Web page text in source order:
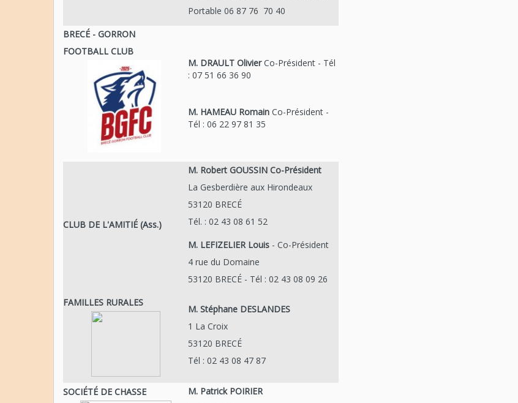
Portable 06 87 76 70 40
BRECÉ - GORRON
FOOTBALL CLUB
M. DRAULT OlivierCo-Président - Tél
: 07 51 66 36 90
M. HAMEAU Romain Co-Président -
Tél : 06 22 97 81 35
CLUB DE L'AMITIÉ (Ass.)
M. Robert GOUSSIN Co-Président
La Gesberdière aux Hirondeaux
53120 BRECÉ
Tél. : 02 43 08 61 52
M. LEFIZELIER Louis - Co-Président
4 rue du Domaine
53120 BRECÉ - Tél : 02 43 08 09 26
FAMILLES RURALES
M. Stéphane DESLANDES
1 La Croix
53120 BRECÉ
Tél : 02 43 08 47 87
SOCIÉTÉ DE CHASSE
M. Patrick POIRIER